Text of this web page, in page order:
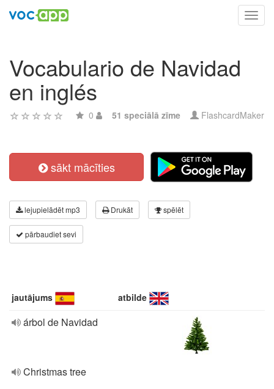
Vocabulario de Navidad
en inglés
0 51 speciālā zīme FlashcardMaker
sākt mācīties
lejupielādēt mp3 Drukāt spēlēt
pārbaudiet sevi
jautājums atbilde
árbol de Navidad
Christmas tree